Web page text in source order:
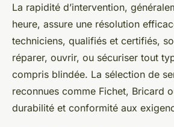
La rapidité d’intervention,
heure, assure une résolution
techniciens, qualifiés et certifiés,
réparer, ouvrir, ou sécuriser tout
compris blindée. La sélection de
reconnues comme Fichet, Bricard
durabilité et conformité aux